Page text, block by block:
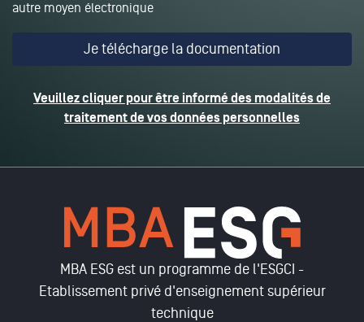
autre moyen électronique
Veuillez cliquer pour être informé des modalités de
traitement de vos données personnelles
MBA ESG est un programme de l'ESGCI -
Etablissement privé d'enseignement supérieur
technique